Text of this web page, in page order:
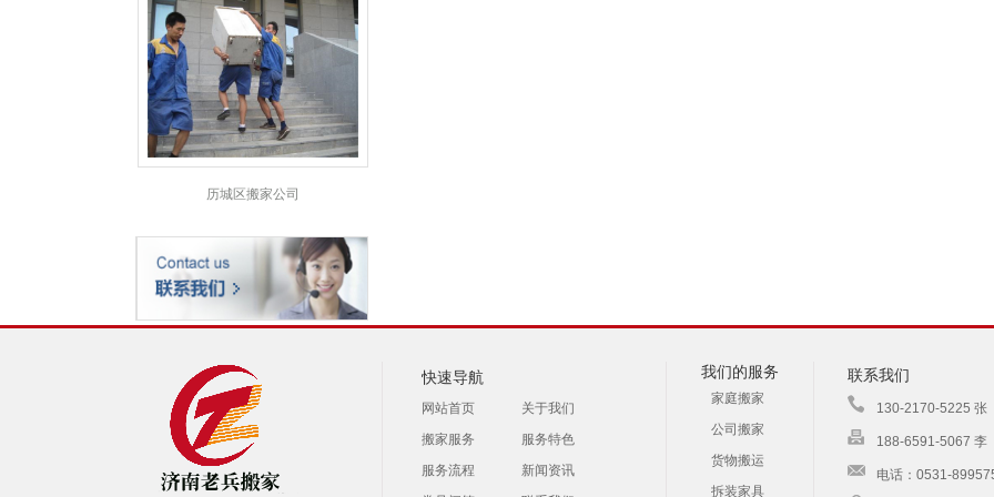
历城区搬家公司
快速导航
网站首页
关于我们
搬家服务
服务特色
服务流程
新闻资讯
我们的服务
家庭搬家
公司搬家
货物搬运
拆装家具
联系我们
130-2170-5225 张
188-6591-5067 李
电话：0531-